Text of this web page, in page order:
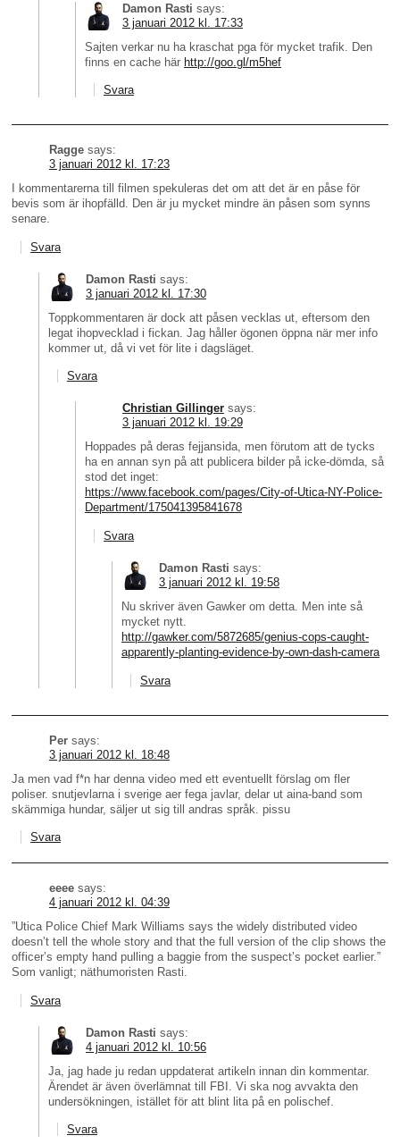
Damon Rasti says:
3 januari 2012 kl. 17:33
Sajten verkar nu ha kraschat pga för mycket trafik. Den
finns en cache här http://goo.gl/m5hef
Svara
Ragge says:
3 januari 2012 kl. 17:23
I kommentarerna till filmen spekuleras det om att det är en påse för
bevis som är ihopfälld. Den är ju mycket mindre än påsen som synns
senare.
Svara
Damon Rasti says:
3 januari 2012 kl. 17:30
Toppkommentaren är dock att påsen vecklas ut, eftersom den
legat ihopvecklad i fickan. Jag håller ögonen öppna när mer info
kommer ut, då vi vet för lite i dagsläget.
Svara
Christian Gillinger says:
3 januari 2012 kl. 19:29
Hoppades på deras fejjansida, men förutom att de tycks
ha en annan syn på att publicera bilder på icke-dömda, så
stod det inget:
https://www.facebook.com/pages/City-of-Utica-NY-Police-
Department/175041395841678
Svara
Damon Rasti says:
3 januari 2012 kl. 19:58
Nu skriver även Gawker om detta. Men inte så
mycket nytt.
http://gawker.com/5872685/genius-cops-caught-
apparently-planting-evidence-by-own-dash-camera
Svara
Per says:
3 januari 2012 kl. 18:48
Ja men vad f*n har denna video med ett eventuellt förslag om fler
poliser. snutjevlarna i sverige aer fega javlar, delar ut aina-band som
skämmiga hundar, säljer ut sig till andras språk. pissu
Svara
eeee says:
4 januari 2012 kl. 04:39
”Utica Police Chief Mark Williams says the widely distributed video
doesn’t tell the whole story and that the full version of the clip shows the
officer’s empty hand pulling a baggie from the suspect’s pocket earlier.”
Som vanligt; näthumoristen Rasti.
Svara
Damon Rasti says:
4 januari 2012 kl. 10:56
Ja, jag hade ju redan uppdaterat artikeln innan din kommentar.
Ärendet är även överlämnat till FBI. Vi ska nog avvakta den
undersökningen, istället för att blint lita på en polischef.
Svara